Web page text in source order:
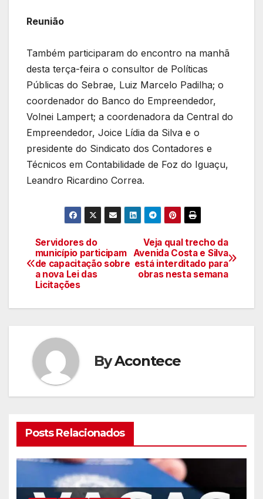
Reunião
Também participaram do encontro na manhã
desta terça-feira o consultor de Políticas
Públicas do Sebrae, Luiz Marcelo Padilha; o
coordenador do Banco do Empreendedor,
Volnei Lampert; a coordenadora da Central do
Empreendedor, Joice Lídia da Silva e o
presidente do Sindicato dos Contadores e
Técnicos em Contabilidade de Foz do Iguaçu,
Leandro Ricardino Correa.
Navegação
de
artigos
Veja qual trecho da
Avenida Costa e Silva
está interditado para
obras nesta semana
Servidores do
município participam
de capacitação sobre
a nova Lei das
Licitações
ByAcontece
Posts Relacionados